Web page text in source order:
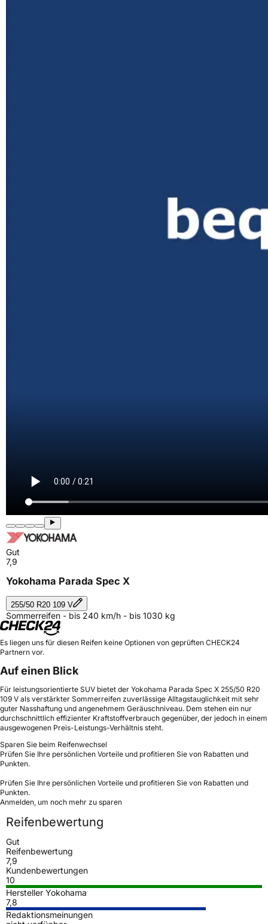
Gut
7,9
Yokohama Parada Spec X
255/50 R20 109 V
Sommerreifen - bis 240 km/h - bis 1030 kg
Es liegen uns für diesen Reifen keine Optionen von geprüften CHECK24
Partnern vor.
Auf einen Blick
Für leistungsorientierte SUV bietet der Yokohama Parada Spec X 255/50 R20
109 V als verstärkter Sommerreifen zuverlässige Alltagstauglichkeit mit sehr
guter Nasshaftung und angenehmem Geräuschniveau. Dem stehen ein nur
durchschnittlich effizienter Kraftstoffverbrauch gegenüber, der jedoch in einem
ausgewogenen Preis-Leistungs-Verhältnis steht.
Sparen Sie beim Reifenwechsel
Prüfen Sie Ihre persönlichen Vorteile und profitieren Sie von Rabatten und
Punkten.
Prüfen Sie Ihre persönlichen Vorteile und profitieren Sie von Rabatten und
Punkten.
Anmelden, um noch mehr zu sparen
Reifenbewertung
Gut
Reifenbewertung
7,9
Kundenbewertungen
10
Hersteller Yokohama
7,8
Redaktionsmeinungen